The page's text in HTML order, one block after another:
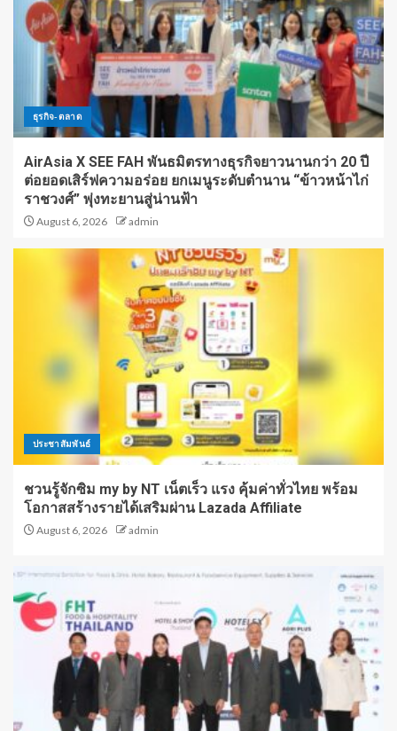
ธุรกิจ-ตลาด
AirAsia X SEE FAH พันธมิตรทางธุรกิจยาวนานกว่า 20 ปี
ต่อยอดเสิร์ฟความอร่อย ยกเมนูระดับตำนาน “ข้าวหน้าไก่
ราชวงศ์” พุ่งทะยานสู่น่านฟ้า
August 6, 2026 admin
ประชาสัมพันธ์
ชวนรู้จักซิม my by NT เน็ตเร็ว แรง คุ้มค่าทั่วไทย พร้อม
โอกาสสร้างรายได้เสริมผ่าน Lazada Affiliate
August 6, 2026 admin